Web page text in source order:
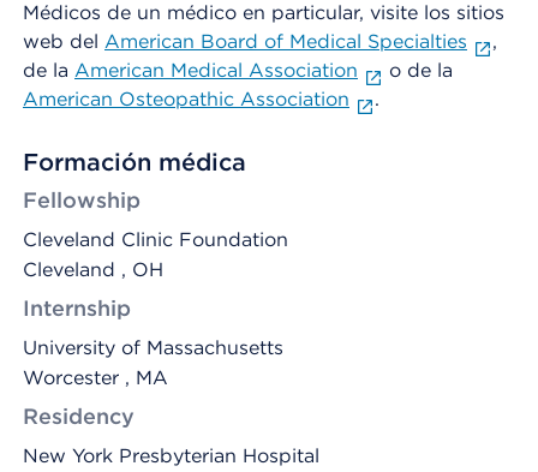
Médicos de un médico en particular, visite los sitios
web del American Board of Medical Specialties
,
de la American Medical Association
o de la
American Osteopathic Association
.
Formación médica
Fellowship
Cleveland Clinic Foundation
Cleveland , OH
Internship
University of Massachusetts
Worcester , MA
Residency
New York Presbyterian Hospital